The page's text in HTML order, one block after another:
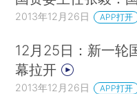
2013年12月26日 APP打开
12月25日：新一轮
幕拉开
2013年12月26日 APP打开